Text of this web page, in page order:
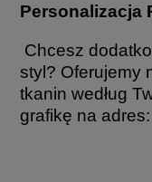
Personalizacja
Chcesz
styl? Oferujemy
tkanin według
grafikę na